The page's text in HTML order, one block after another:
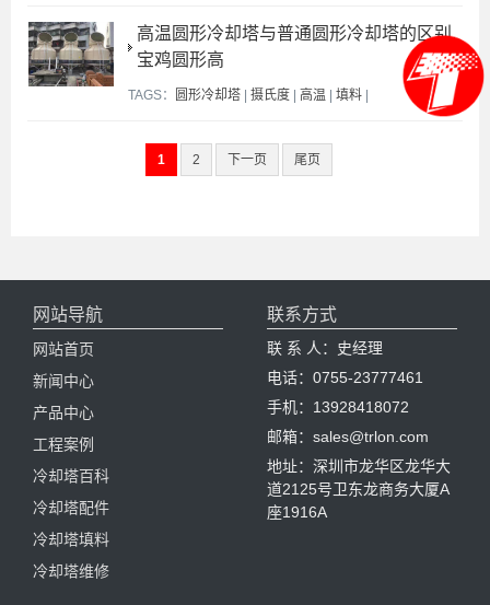
高温圆形冷却塔与普通圆形冷却塔的区别,
宝鸡圆形高
TAGS： 圆形冷却塔 摄氏度 高温 填料
1 2 下一页 尾页
网站导航
网站首页
新闻中心
产品中心
工程案例
冷却塔百科
冷却塔配件
冷却塔填料
冷却塔维修
联系方式
联 系 人：史经理
电话：0755-23777461
手机：13928418072
邮箱：sales@trlon.com
地址：深圳市龙华区龙华大
道2125号卫东龙商务大厦A
座1916A